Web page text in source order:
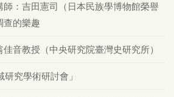
師：吉田憲司（日本民族學博物館榮譽
查的樂趣
佳音教授（中央研究院臺灣史研究所）
研究學術研討會」